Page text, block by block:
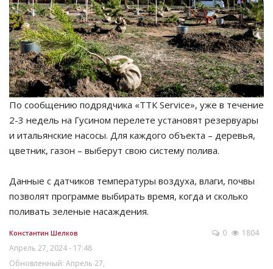
По сообщению подрядчика «ТТК Service», уже в течение
2-3 недель на Гусином перелете установят резервуары
и итальянские насосы. Для каждого объекта – деревья,
цветник, газон – выберут свою систему полива.
Данные с датчиков температуры воздуха, влаги, почвы
позволят программе выбирать время, когда и сколько
поливать зеленые насаждения.
Константин Шелков
Апрель 27, 2024 - 17:48
Обновленный: Апрель 27,
0 1804